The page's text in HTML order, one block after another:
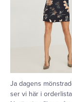
Ja dagens
ser vi här i